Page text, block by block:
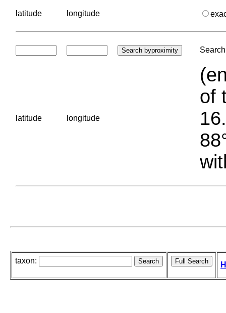
latitude longitude
latitude longitude
of
taxon: